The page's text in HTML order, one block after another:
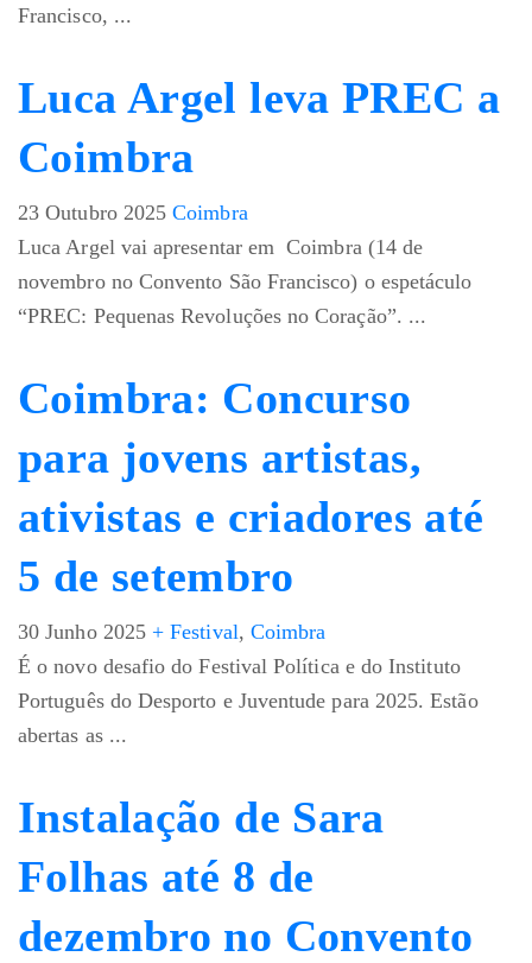
Francisco, ...
Luca Argel leva PREC a
Coimbra
23 Outubro 2025 Coimbra
Luca Argel vai apresentar em Coimbra (14 de
novembro no Convento São Francisco) o espetáculo
“PREC: Pequenas Revoluções no Coração”. ...
Coimbra: Concurso
para jovens artistas,
ativistas e criadores até
5 de setembro
30 Junho 2025 + Festival, Coimbra
É o novo desafio do Festival Política e do Instituto
Português do Desporto e Juventude para 2025. Estão
abertas as ...
Instalação de Sara
Folhas até 8 de
dezembro no Convento